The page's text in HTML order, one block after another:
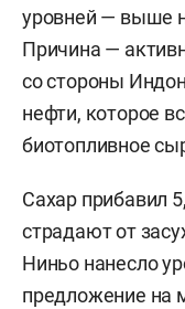
уровней — выше
Причина —
со стороны
нефти, которое
биотопливное
Сахар прибавил
страдают от
Ниньо нанесло
предложение на